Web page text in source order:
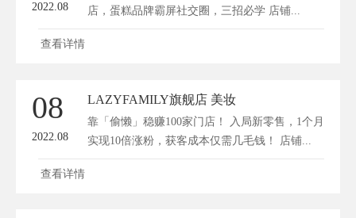
2022.08
店，蛋糕品牌霸屏社交圈，三招必学 店铺...
查看详情
08
2022.08
LAZYFAMILY旗舰店 美妆
靠「偷懒」稳赚100家门店！ 入局新零售，1个月
实现10倍涨粉，获客成本仅需几毛钱！ 店铺...
查看详情